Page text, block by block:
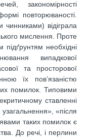
закономірності
повторюваності.
відіграла
мислення. Проте
необхідні
випадкової
та просторової
їх пов’язаністю
помилок. Типовими
ставленні
«після
таких помилок є
До речі, і перлини